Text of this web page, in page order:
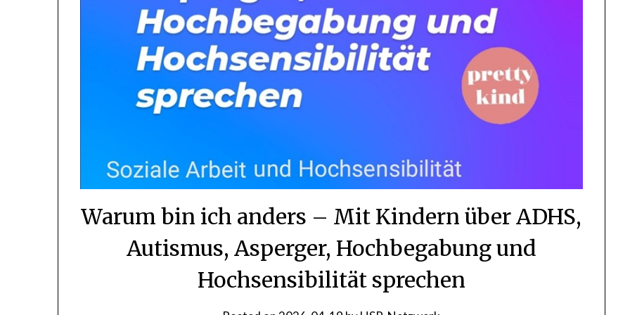
Warum bin ich anders – Mit Kindern über ADHS,
Autismus, Asperger, Hochbegabung und
Hochsensibilität sprechen